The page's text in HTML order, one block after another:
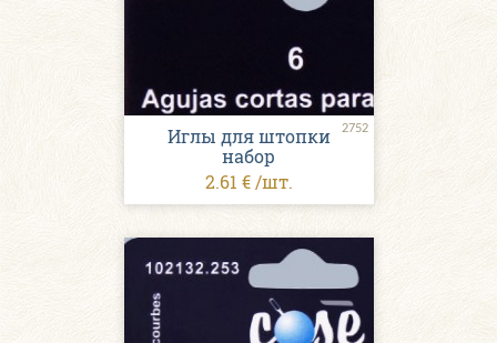
2752
Иглы для штопки
набор
2.61 € /шт.